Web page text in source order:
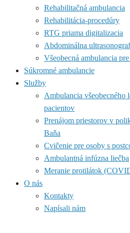
Rehabilitačná ambulancia
Rehabilitácia-procedúry
RTG priama digitalizacia
Abdominálna
Všeobecná ambulancia
Súkromné ambulancie
Služby
Ambulancia všeobecného
pacientov
Prenájom priestorov v
Baňa
Cvičenie pre osoby s
Ambulantná infúzna liečba
Meranie protilátok
O nás
Kontakty
Napísali nám